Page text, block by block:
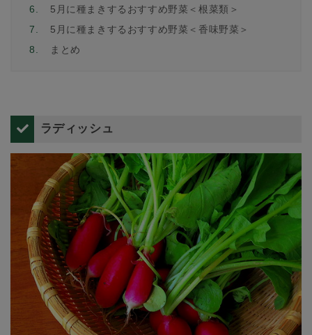
6.
5月に種まきするおすすめ野菜＜根菜類＞
7.
5月に種まきするおすすめ野菜＜香味野菜＞
8.
まとめ
ラディッシュ